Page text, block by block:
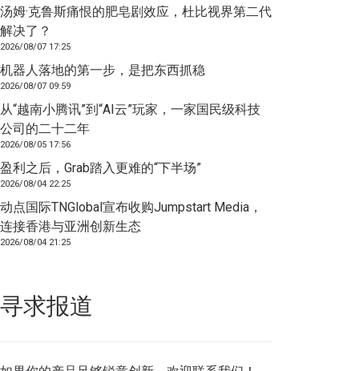
汤姆·克鲁斯痛恨的肥皂剧效应，杜比视界第二代
解决了？
2026/08/07 17:25
机器人落地的第一步，是把东西抓稳
2026/08/07 09:59
从“越南小腾讯”到“AI云”玩家，一家国民级科技
公司的二十二年
2026/08/05 17:56
盈利之后，Grab踏入更难的“下半场”
2026/08/04 22:25
动点国际TNGlobal宣布收购Jumpstart Media，
连接香港与亚洲创新生态
2026/08/04 21:25
寻求报道